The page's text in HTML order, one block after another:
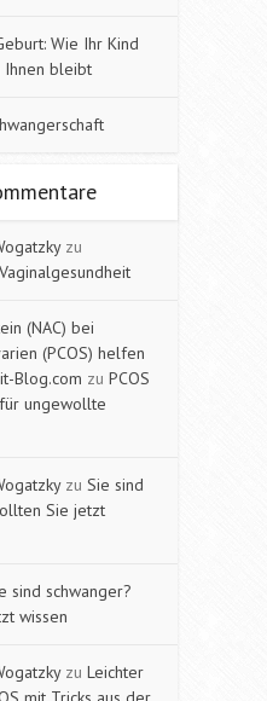
Wie Ihr Kind
bleibt
zu
(NAC) bei
(PCOS) helfen
Blog.com zu PCOS
ungewollte
zu Sie sind
Sie jetzt
sind schwanger?
wissen
zu Leichter